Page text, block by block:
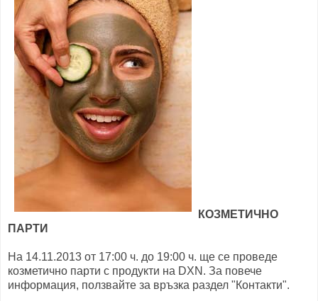
КОЗМЕТИЧНО
ПАРТИ
На 14.11.2013 от 17:00 ч. до 19:00 ч. ще се проведе
козметично парти с продукти на DXN. За повече
информация, ползвайте за връзка раздел "Контакти".